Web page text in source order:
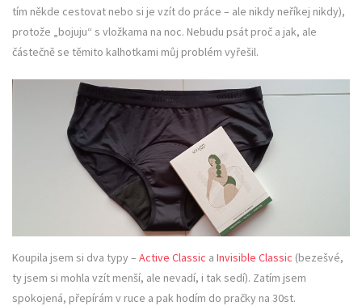
tím někde cestovat nebo si je vzít do práce – ale nikdy neříkej nikdy),
protože „bojuju“ s vložkama na noc. Nebudu psát proč a jak, ale
částečně se těmito kalhotkami můj problém vyřešil.
Koupila jsem si dva typy – Active Classic a Invisible Classic (bezešvé,
ty jsem si mohla vzít menší, ale nevadí, i tak sedí). Zatím jsem
spokojená, přepírám v ruce a pak hodím do pračky na 30st.